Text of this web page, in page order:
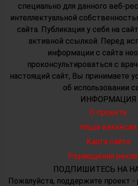
специально для данного веб-
интеллектуальной
сайта. Публикация у себя на
активной ссылкой. Перед
информации с сайта
проконсультироваться с
настоящий сайт, Вы принимаете
об использовании
ИНФОРМАЦИЯ
О проекте
Наши вакансии
Карта сайта
Размещения
ПОДПИШИТЕСЬ НА
Пожалуйста, поддержите проект -